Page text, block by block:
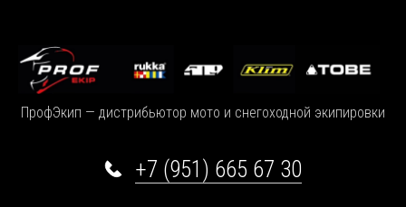
ПрофЭкип — дистрибьютор мото и снегоходной экипировки
+7 (951) 665 67 30